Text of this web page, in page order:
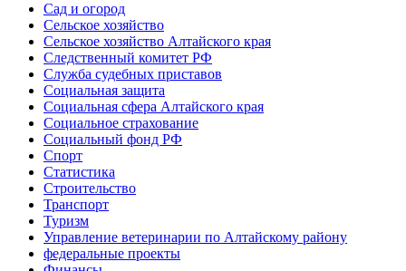
Сад и огород
Сельское хозяйство
Сельское хозяйство Алтайского края
Следственный комитет РФ
Служба судебных приставов
Социальная защита
Социальная сфера Алтайского края
Социальное страхование
Социальный фонд РФ
Спорт
Статистика
Строительство
Транспорт
Туризм
Управление ветеринарии по Алтайскому району
федеральные проекты